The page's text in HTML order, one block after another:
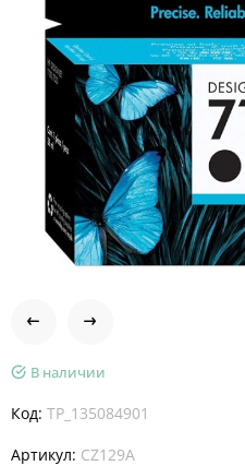
В наличии
Код: TP_135084901
Артикул: CZ129A